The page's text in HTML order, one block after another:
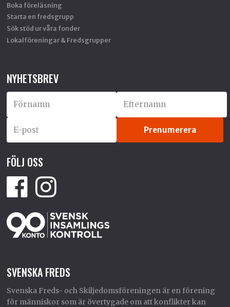
Boka föreläsning
Starta en fredsgrupp
Sök stöd ur våra fonder
Lokalföreningar & Fredsgrupper
NYHETSBREV
FÖLJ OSS
SVENSKA FREDS
Svenska Freds- och Skiljedomsföreningen är en förening
för människor som är övertygade om att konflikter kan